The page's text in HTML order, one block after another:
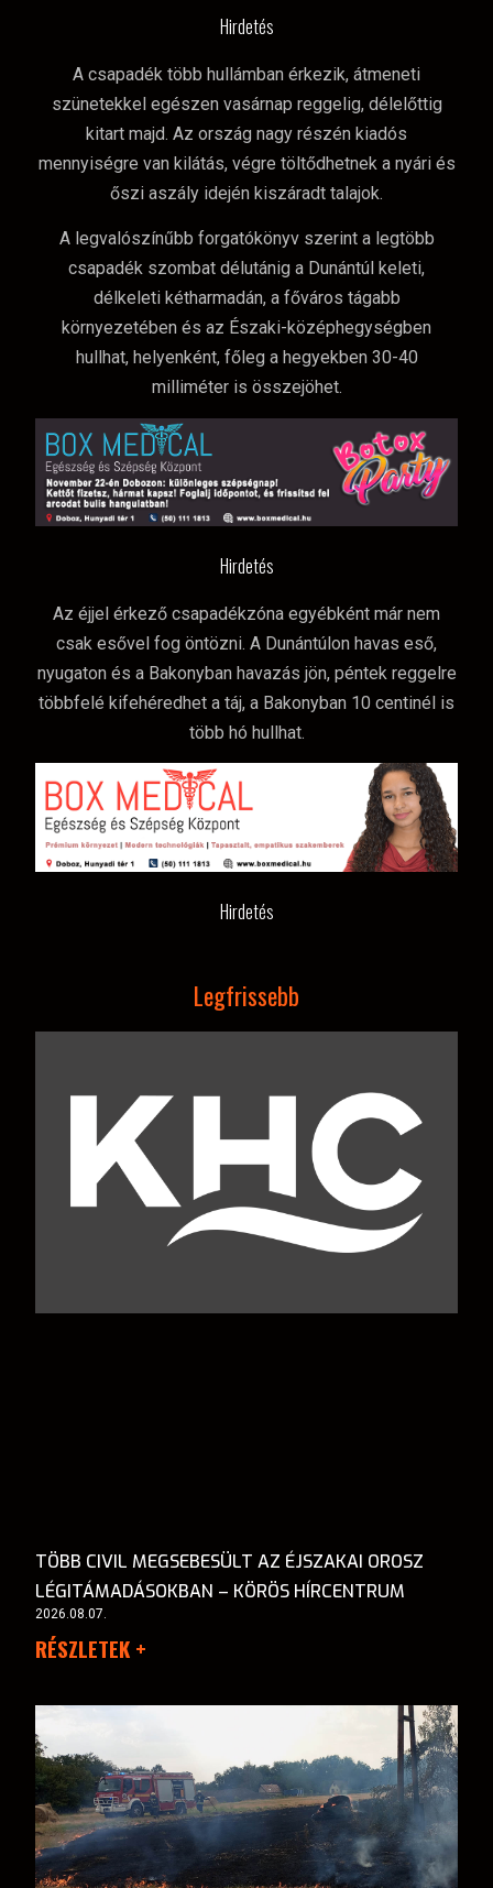
Hirdetés
A csapadék több hullámban érkezik, átmeneti
szünetekkel egészen vasárnap reggelig, délelőttig
kitart majd. Az ország nagy részén kiadós
mennyiségre van kilátás, végre töltődhetnek a nyári és
őszi aszály idején kiszáradt talajok.
A legvalószínűbb forgatókönyv szerint a legtöbb
csapadék szombat délutánig a Dunántúl keleti,
délkeleti kétharmadán, a főváros tágabb
környezetében és az Északi-középhegységben
hullhat, helyenként, főleg a hegyekben 30-40
milliméter is összejöhet.
Hirdetés
Az éjjel érkező csapadékzóna egyébként már nem
csak esővel fog öntözni. A Dunántúlon havas eső,
nyugaton és a Bakonyban havazás jön, péntek reggelre
többfelé kifehéredhet a táj, a Bakonyban 10 centinél is
több hó hullhat.
Hirdetés
Legfrissebb
TÖBB CIVIL MEGSEBESÜLT AZ ÉJSZAKAI OROSZ
LÉGITÁMADÁSOKBAN – KÖRÖS HÍRCENTRUM
2026.08.07.
RÉSZLETEK +